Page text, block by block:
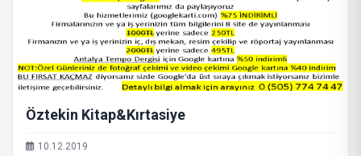
Öztekin Kitap&Kırtasiye
10.12.2019